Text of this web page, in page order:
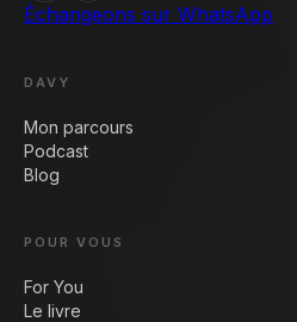
Échangeons sur WhatsApp
DAVY
Mon parcours
Podcast
Blog
POUR VOUS
For You
Le livre